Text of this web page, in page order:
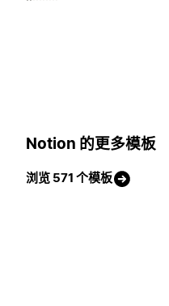
Notion 的更多模板
浏览 571 个模板